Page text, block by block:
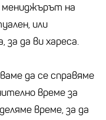
мениджърът на
или
да ви хареса.
да се справяме
време за
време, за да